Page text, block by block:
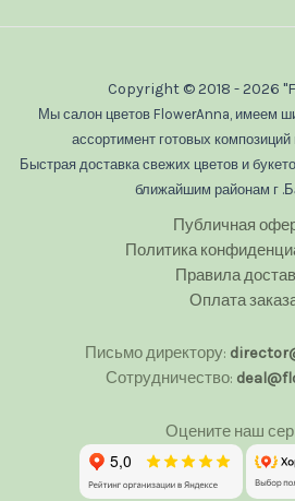
Copyright © 2018 - 2026
Мы салон цветов FlowerAnna, имеем
ассортимент готовых композиций
Быстрая доставка свежих цветов и
ближайшим районам г
Публичная
Политика
Правила
Оплата
Письмо директору:
Сотрудничество:
Оцените наш